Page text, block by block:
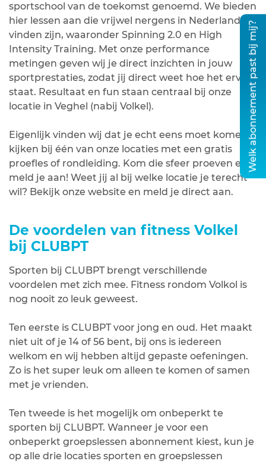
sportschool van de toekomst genoemd. We bieden
hier lessen aan die vrijwel nergens in Nederland te
vinden zijn, waaronder Spinning 2.0 en High
Intensity Training. Met onze performance
metingen geven wij je direct inzichten in jouw
sportprestaties, zodat jij direct weet hoe het ervoor
staat. Resultaat en fun staan centraal bij onze
locatie in Veghel (nabij Volkel).
Eigenlijk vinden wij dat je echt eens moet komen
kijken bij één van onze locaties met een gratis
proefles of rondleiding. Kom die sfeer proeven en
meld je aan! Weet jij al bij welke locatie je terecht
wil? Bekijk onze website en meld je direct aan.
De voordelen van fitness Volkel
bij CLUBPT
Sporten bij CLUBPT brengt verschillende
voordelen met zich mee. Fitness rondom Volkol is
nog nooit zo leuk geweest.
Ten eerste is CLUBPT voor jong en oud. Het maakt
niet uit of je 14 of 56 bent, bij ons is iedereen
welkom en wij hebben altijd gepaste oefeningen.
Zo is het super leuk om alleen te komen of samen
met je vrienden.
Ten tweede is het mogelijk om onbeperkt te
sporten bij CLUBPT. Wanneer je voor een
onbeperkt groepslessen abonnement kiest, kun je
op alle drie locaties sporten en groepslessen
Welk abonnement past bij mij?